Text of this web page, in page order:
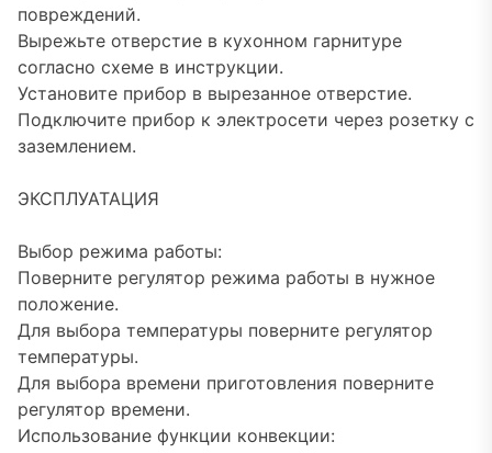
повреждений.
Вырежьте отверстие в кухонном гарнитуре
согласно схеме в инструкции.
Установите прибор в вырезанное отверстие.
Подключите прибор к электросети через розетку с
заземлением.
ЭКСПЛУАТАЦИЯ
Выбор режима работы:
Поверните регулятор режима работы в нужное
положение.
Для выбора температуры поверните регулятор
температуры.
Для выбора времени приготовления поверните
регулятор времени.
Использование функции конвекции: